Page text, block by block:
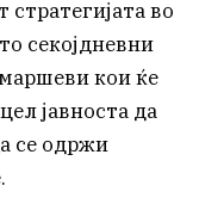
стратегијата во
секојдневни
кои ќе
јавноста да
се одржи